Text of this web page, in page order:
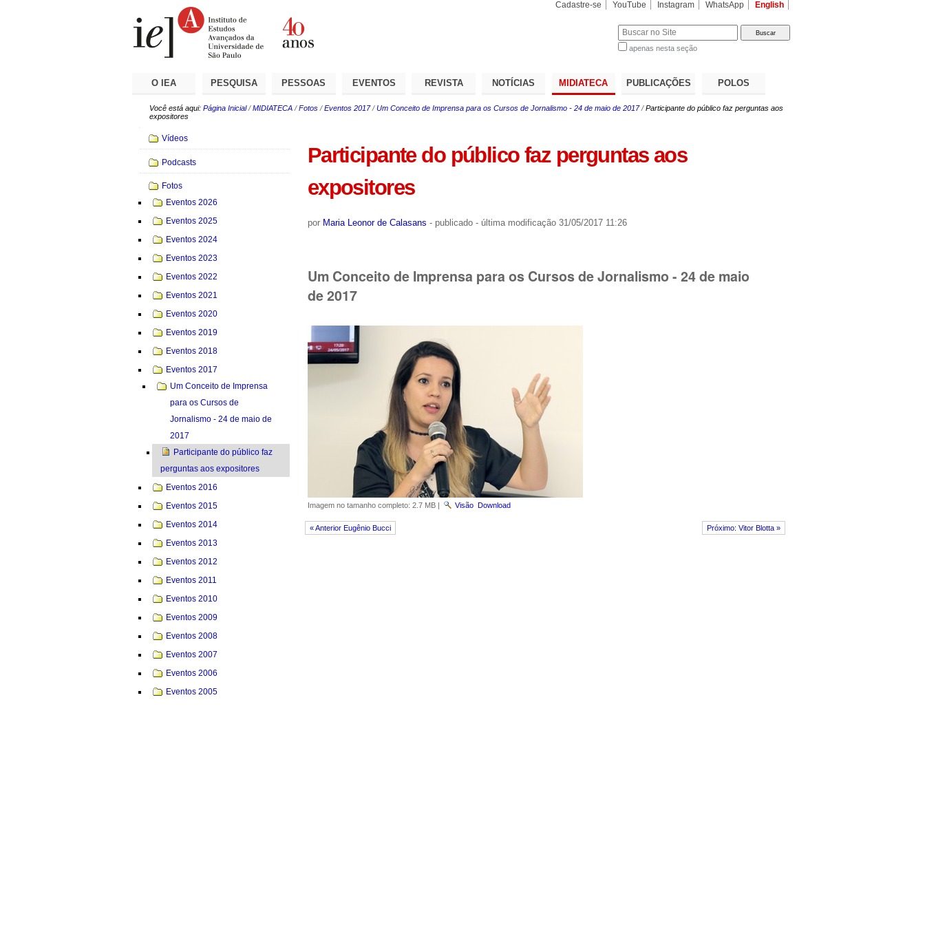
Cadastre-se YouTube Instagram WhatsApp English
apenas nesta seção
O IEA PESQUISA PESSOAS EVENTOS REVISTA NOTÍCIAS MIDIATECA PUBLICAÇÕES POLOS
Você está aqui: Página Inicial /MIDIATECA /Fotos /Eventos 2017 /Um Conceito de Imprensa para os Cursos de Jornalismo - 24 de maio de 2017 /Participante do público faz perguntas aos
expositores
Participante do público faz perguntas aos
expositores
por Maria Leonor de Calasans - publicado - última modificação31/05/2017 11:26
Um Conceito de Imprensa para os Cursos de Jornalismo - 24 de maio
de 2017
Imagem no tamanho completo: 2.7 MB| Visão Download
« Anterior Eugênio Bucci Próximo: Vitor Blotta »
Navegação
Vídeos
Podcasts
Fotos
Eventos 2026
Eventos 2025
Eventos 2024
Eventos 2023
Eventos 2022
Eventos 2021
Eventos 2020
Eventos 2019
Eventos 2018
Eventos 2017
Um Conceito de Imprensa
para os Cursos de
Jornalismo - 24 de maio de
2017
Participante do público faz
perguntas aos expositores
Eventos 2016
Eventos 2015
Eventos 2014
Eventos 2013
Eventos 2012
Eventos 2011
Eventos 2010
Eventos 2009
Eventos 2008
Eventos 2007
Eventos 2006
Eventos 2005